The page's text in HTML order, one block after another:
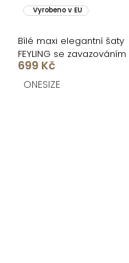
Vyrobeno v EU
Bílé maxi elegantní šaty
FEYLING se zavazováním
699 Kč
ONESIZE